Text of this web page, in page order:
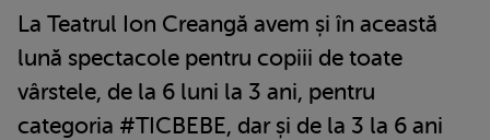
La Teatrul Ion Creangă avem și în această
lună spectacole pentru copiii de toate
vârstele, de la 6 luni la 3 ani, pentru
categoria #TICBEBE, dar și de la 3 la 6 ani